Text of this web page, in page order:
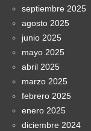
septiembre 2025
agosto 2025
junio 2025
mayo 2025
abril 2025
marzo 2025
febrero 2025
enero 2025
diciembre 2024